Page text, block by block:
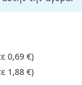
0,69 €)
1,88 €)